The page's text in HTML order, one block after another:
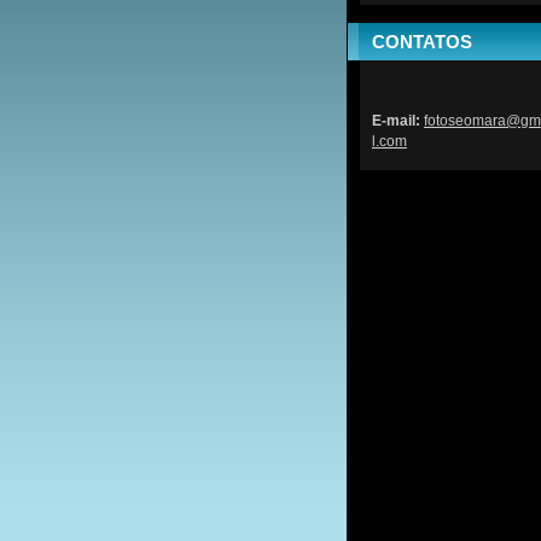
CONTATOS
E-mail: fotoseom
l.com